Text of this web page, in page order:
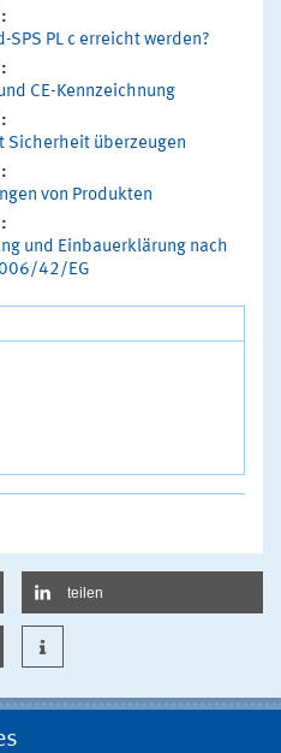
PL c erreicht werden?
CE-Kennzeichnung
Sicherheit überzeugen
von Produkten
und Einbauerklärung nach
42/EG
teilen